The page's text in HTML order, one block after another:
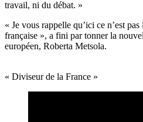
travail, ni du débat. »
« Je vous rappelle qu’ici ce n’est
française », a fini par tonner la
européen, Roberta Metsola.
« Diviseur de la France »